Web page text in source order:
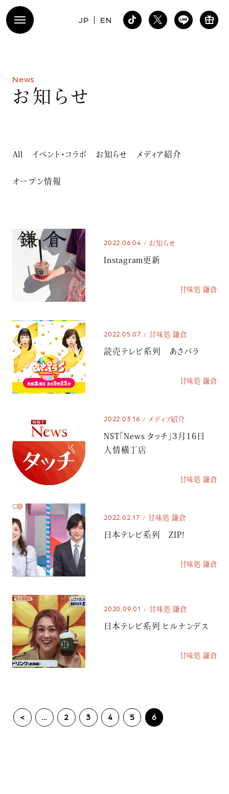
JP EN
News
お 知 ら せ
All イベント・コラボ お知らせ メディア紹介
オープン情報
2022.06.04 お知らせ
Instagram更新
甘味処 鎌倉
2022.05.07 甘味処 鎌倉
読売テレビ系列 あさパラ
甘味処 鎌倉
2022.03.16 メディア紹介
NST「News タッチ」3月16日
人情横丁店
甘味処 鎌倉
2022.02.17 甘味処 鎌倉
日本テレビ系列 ZIP!
甘味処 鎌倉
2020.09.01 甘味処 鎌倉
日本テレビ系列 ヒルナンデス
甘味処 鎌倉
< 2 3 4 5 6